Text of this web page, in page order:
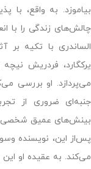
بیاموزد. به واقع،
چالش‌های زندگی را با
الساندری با تکیه بر
یرکگارد، فردریش
می‌پردازد. او بررسی
جنبه‌ای ضروری از
بینش‌های عمیق شخصی و
پس‌از این، نویسنده
می‌کند. به عقیده او این